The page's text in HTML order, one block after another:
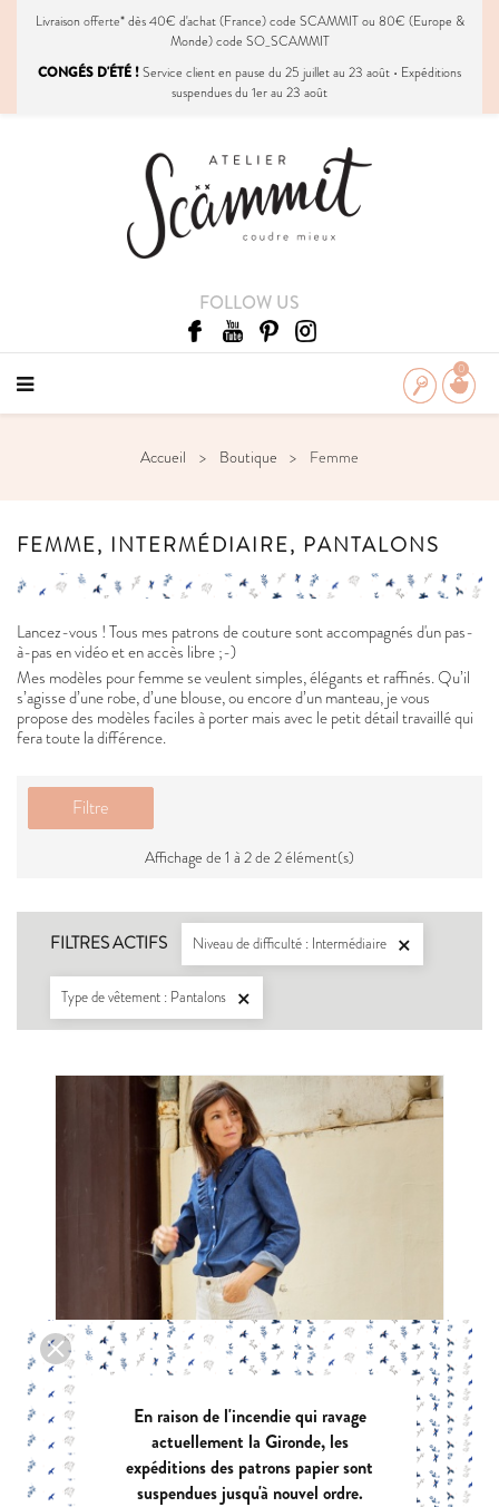
Livraison offerte* dès 40€ d'achat (France) code SCAMMIT ou 80€ (Europe &
Monde) code SO_SCAMMIT
CONGÉS D'ÉTÉ !Service client en pause du 25 juillet au 23 août • Expéditions
suspendues du 1er au 23 août
FOLLOW US
0
Accueil Boutique Femme
FEMME, INTERMÉDIAIRE, PANTALONS
Lancez-vous ! Tous mes patrons de couture sont accompagnés d'un pas-
à-pas en vidéo et en accès libre ;-)
Mes modèles pour femme se veulent simples, élégants et raffinés. Qu’il
s’agisse d’une robe, d’une blouse, ou encore d’un manteau, je vous
propose des modèles faciles à porter mais avec le petit détail travaillé qui
fera toute la différence.
Filtre
Affichage de 1 à 2 de 2 élément(s)
FILTRES ACTIFS Niveau de difficulté : Intermédiaire 
Type de vêtement : Pantalons 
En raison de l'incendie qui ravage
actuellement la Gironde, les
expéditions des patrons papier sont
suspendues jusqu'à nouvel ordre.